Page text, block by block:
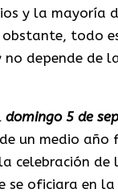
y la mayoría
obstante, todo
no depende de
domingo 5 de
un medio año
celebración de
se oficiara en